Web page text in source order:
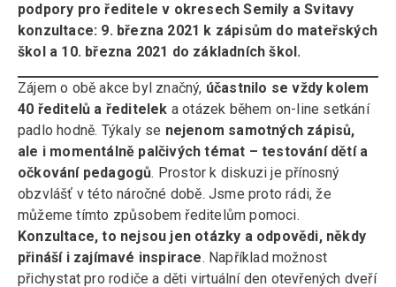
podpory pro ředitele v okresech Semily a Svitavy
konzultace: 9. března 2021 k zápisům do mateřských
škol a 10. března 2021 do základních škol.
Zájem o obě akce byl značný, účastnilo se vždy kolem
40 ředitelů a ředitelek a otázek během on-line setkání
padlo hodně. Týkaly se nejenom samotných zápisů,
ale i momentálně palčivých témat – testování dětí a
očkování pedagogů. Prostor k diskuzi je přínosný
obzvlášť v této náročné době. Jsme proto rádi, že
můžeme tímto způsobem ředitelům pomoci.
Konzultace, to nejsou jen otázky a odpovědi, někdy
přináší i zajímavé inspirace. Například možnost
přichystat pro rodiče a děti virtuální den otevřených dveří